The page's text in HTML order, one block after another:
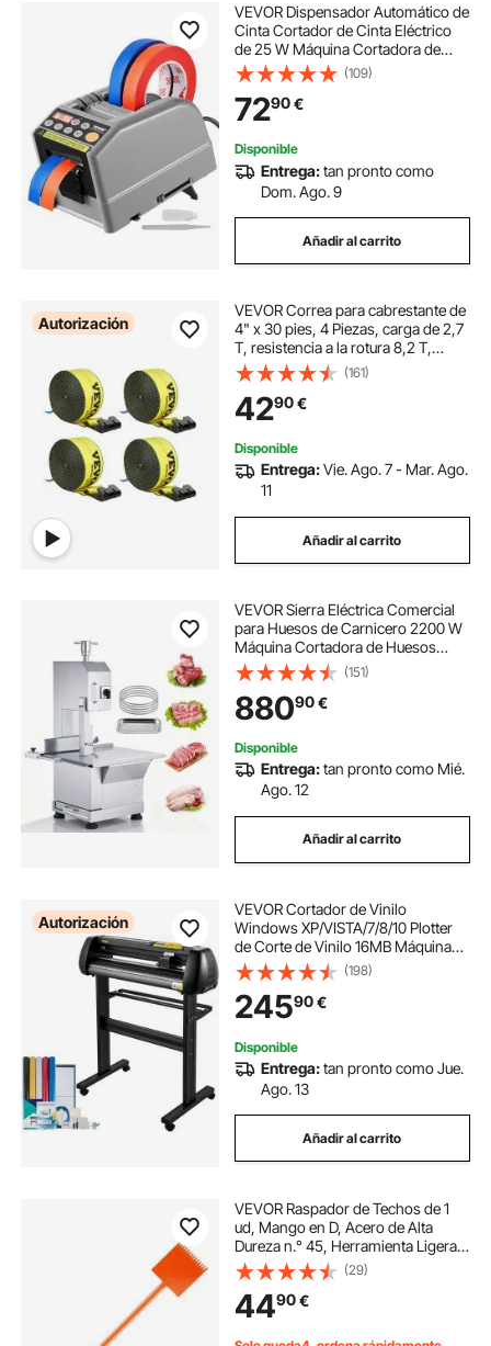
VEVOR Dispensador Automático de
Cinta Cortador de Cinta Eléctrico
de 25 W Máquina Cortadora de
Cinta Ancho de Cinta 6-60 mm
Longitud de Cinta 5-999 mm para
Industrias, Oficinas, Hogares,
Tiendas
(109)
7290€
Disponible
Entrega:tan pronto como
Dom. Ago. 9
Añadir al carrito
Autorización
VEVOR Correa para cabrestante de
4" x 30 pies, 4 Piezas, carga de 2,7
T, resistencia a la rotura 8,2 T,
correas para camión con gancho
plano, control de carga para
remolques, granjas, amarillo
(161)
4290€
Disponible
Entrega:Vie. Ago. 7 - Mar. Ago.
11
Añadir al carrito
VEVOR Sierra Eléctrica Comercial
para Huesos de Carnicero 2200 W
Máquina Cortadora de Huesos
1000 kg/h Cortadora Eléctrica para
Carne Congelada Mesa de Trabajo
470x530 mm para Supermercado
Restaurante
(151)
88090€
Disponible
Entrega:tan pronto como Mié.
Ago. 12
Añadir al carrito
Autorización
VEVOR Cortador de Vinilo
Windows XP/VISTA/7/8/10 Plotter
de Corte de Vinilo 16MB Máquina
Cortadora de Vinilo de 720cm para
Grabar Anuncio, Películas de Letras
de Transferencia de Calor 13,5kg
(198)
24590€
Disponible
Entrega:tan pronto como Jue.
Ago. 13
Añadir al carrito
VEVOR Raspador de Techos de 1
ud, Mango en D, Acero de Alta
Dureza n.° 45, Herramienta Ligera
para Quitar Clavos, Diseño
Ergonómico, Naranja, Capacidad
Máxima de Carga 40 kg, 1170 x 203
x 110 mm
(29)
4490€